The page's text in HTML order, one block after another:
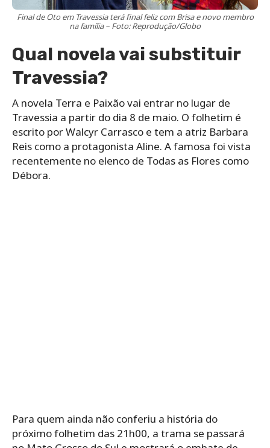
Final de Oto em Travessia terá final feliz com Brisa e novo membro
na família – Foto: Reprodução/Globo
Qual novela vai substituir
Travessia?
A novela Terra e Paixão vai entrar no lugar de
Travessia a partir do dia 8 de maio. O folhetim é
escrito por Walcyr Carrasco e tem a atriz Barbara
Reis como a protagonista Aline. A famosa foi vista
recentemente no elenco de Todas as Flores como
Débora.
Para quem ainda não conferiu a história do
próximo folhetim das 21h00, a trama se passará